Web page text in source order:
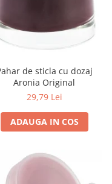
de sticla cu dozaj
Aronia Original
29,79 Lei
ADAUGA IN COS